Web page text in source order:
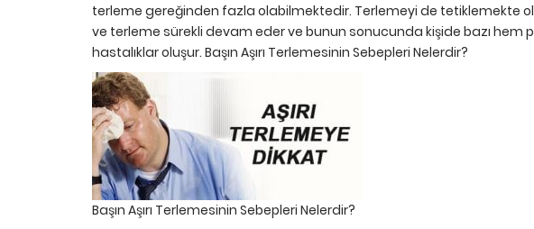
terleme gereğinden fazla olabilmektedir. Terlemeyi de tetiklemekte
ve terleme sürekli devam eder ve bunun sonucunda kişide bazı hem
hastalıklar oluşur. Başın Aşırı Terlemesinin Sebepleri Nelerdir?
Başın Aşırı Terlemesinin Sebepleri Nelerdir?